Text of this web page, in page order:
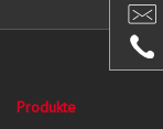
Produkte